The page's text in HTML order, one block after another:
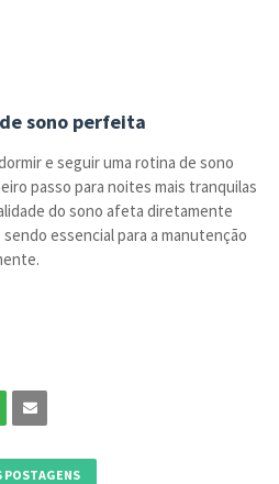
sono perfeita
e seguir uma rotina de sono
passo para noites mais tranquilas
do sono afeta diretamente
essencial para a manutenção
POSTAGENS